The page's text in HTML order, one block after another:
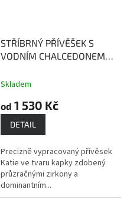
STŘÍBRNÝ PŘÍVĚŠEK S
VODNÍM CHALCEDONEM
kámen rovnováhy,
regenerace
Skladem
od 1 530 Kč
DETAIL
Precizně vypracovaný přívěsek
Katie ve tvaru kapky zdobený
průzračnými zirkony a
dominantním...